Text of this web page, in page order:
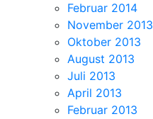
Februar 2014
November 2013
Oktober 2013
August 2013
Juli 2013
April 2013
Februar 2013